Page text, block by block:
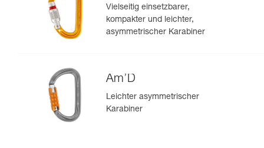
Vielseitig einsetzbarer,
kompakter und leichter,
asymmetrischer Karabiner
Am’D
Leichter asymmetrischer
Karabiner